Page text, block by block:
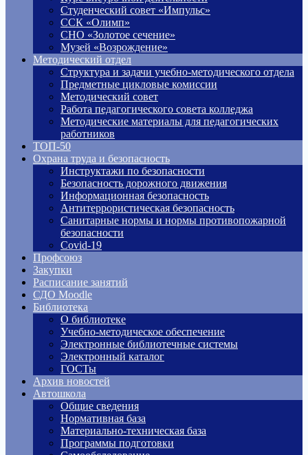
Студенческий совет «Импульс»
ССК «Олимп»
СНО «Золотое сечение»
Музей «Возрождение»
Методический отдел
Структура и задачи учебно-методического отдела
Предметные цикловые комиссии
Методический совет
Работа педагогического совета колледжа
Методические материалы для педагогических
работников
ТОП-50
Охрана труда и безопасность
Инструктажи по безопасности
Безопасность дорожного движения
Информационная безопасность
Антитеррористическая безопасность
Санитарные нормы и нормы противопожарной
безопасности
Covid-19
Профсоюз
Закупки
Расписание занятий
СДО Moodle
Библиотека
О библиотеке
Учебно-методическое обеспечение
Электронные библиотечные системы
Электронный каталог
ГОСТы
Архив новостей
Автошкола
Общие сведения
Нормативная база
Материально-техническая база
Программы подготовки